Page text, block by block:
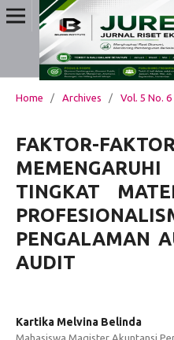
Home / Archives / Vol. 5 No.
FAKTOR-
TINGKAT
PENGALAMAN
AUDIT
Kartika Melvina Belinda
Mahasiswa Magister Akuntansi